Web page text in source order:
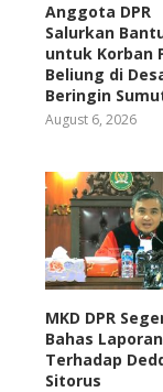
Anggota DPR
Salurkan
untuk Korban
Beliung di
Beringin
August 6, 2026
MKD DPR
Bahas
Terhadap
Sitorus